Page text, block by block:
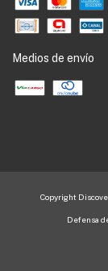
Medios de envío
Copyright
Defensa